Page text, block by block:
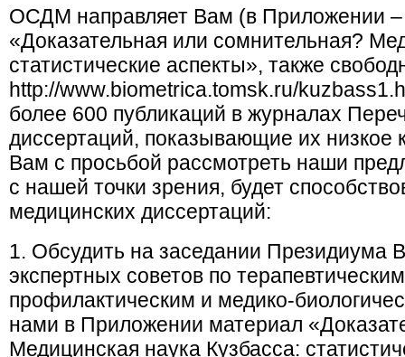
ОСДМ направляет Вам (в Приложении
«Доказательная или сомнительная?
статистические аспекты», также
http://www.biometrica.tomsk.ru/
более 600 публикаций в журналах
диссертаций, показывающие их низкое
Вам с просьбой рассмотреть наши
с нашей точки зрения, будет
медицинских диссертаций:
1. Обсудить на заседании Президиума
экспертных советов по
профилактическим и медико-
нами в Приложении материал
Медицинская наука Кузбасса: